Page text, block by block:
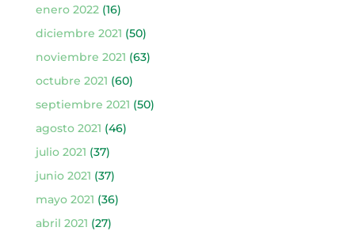
enero 2022(16)
diciembre 2021 (50)
noviembre 2021 (63)
octubre 2021 (60)
septiembre 2021 (50)
agosto 2021 (46)
julio 2021 (37)
junio 2021 (37)
mayo 2021 (36)
abril 2021 (27)